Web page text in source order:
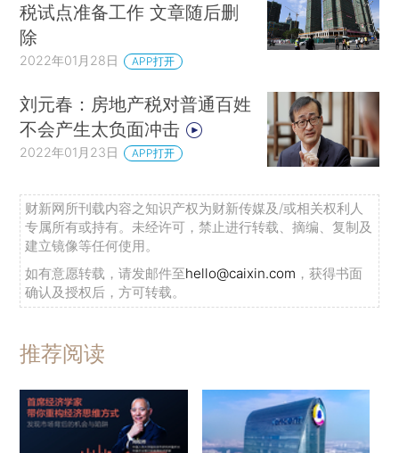
税试点准备工作 文章随后删
除
2022年01月28日 APP打开
刘元春：房地产税对普通百姓
不会产生太负面冲击
2022年01月23日 APP打开
财新网所刊载内容之知识产权为财新传媒及/或相关权利人
专属所有或持有。未经许可，禁止进行转载、摘编、复制及
建立镜像等任何使用。
如有意愿转载，请发邮件至hello@caixin.com ，获得书面
确认及授权后，方可转载。
推荐阅读